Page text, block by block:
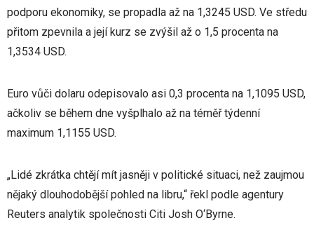
podporu ekonomiky, se propadla až na 1,3245 USD. Ve středu
přitom zpevnila a její kurz se zvýšil až o 1,5 procenta na
1,3534 USD.
Euro vůči dolaru odepisovalo asi 0,3 procenta na 1,1095 USD,
ačkoliv se během dne vyšplhalo až na téměř týdenní
maximum 1,1155 USD.
„Lidé zkrátka chtějí mít jasněji v politické situaci, než zaujmou
nějaký dlouhodobější pohled na libru,“ řekl podle agentury
Reuters analytik společnosti Citi Josh O‘Byrne.